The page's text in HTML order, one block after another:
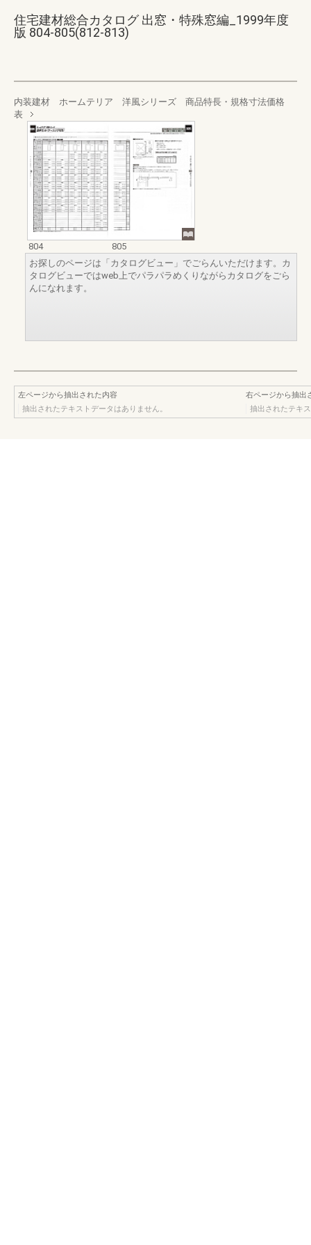
住宅建材総合カタログ 出窓・特殊窓編_1999年度
版 804-805(812-813)
内装建材 ホームテリア 洋風シリーズ 商品特長・規格寸法価格
表
804
805
お探しのページは「カタログビュー」でごらんいただけます。カ
タログビューではweb上でパラパラめくりながらカタログをごら
んになれます。
左ページから抽出された内容
抽出されたテキストデータはありません。
右ページから抽出
抽出されたテキ